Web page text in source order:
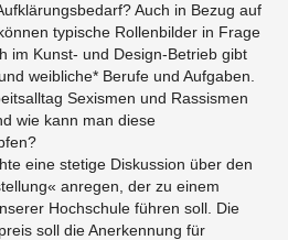
Auch in Bezug auf
typische Rollenbilder in Frage
im Kunst- und Design-Betrieb gibt
weibliche* Berufe und Aufgaben.
Sexismen und Rassismen
wie kann man diese
eine stetige Diskussion über den
anregen, der zu einem
Hochschule führen soll. Die
soll die Anerkennung für